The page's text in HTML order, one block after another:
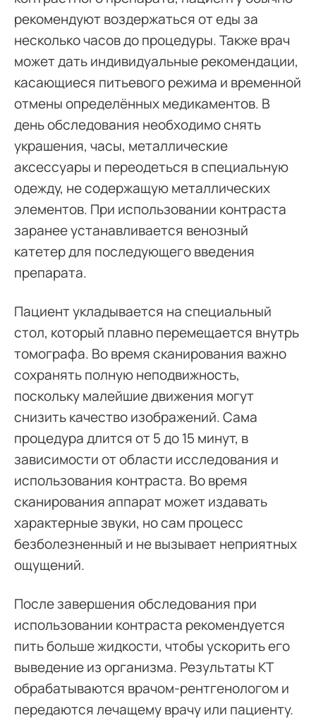
рекомендуют воздержаться от еды за
несколько часов до процедуры. Также врач
может дать индивидуальные рекомендации,
касающиеся питьевого режима и временной
отмены определённых медикаментов. В
день обследования необходимо снять
украшения, часы, металлические
аксессуары и переодеться в специальную
одежду, не содержащую металлических
элементов. При использовании контраста
заранее устанавливается венозный
катетер для последующего введения
препарата.
Пациент укладывается на специальный
стол, который плавно перемещается внутрь
томографа. Во время сканирования важно
сохранять полную неподвижность,
поскольку малейшие движения могут
снизить качество изображений. Сама
процедура длится от 5 до 15 минут, в
зависимости от области исследования и
использования контраста. Во время
сканирования аппарат может издавать
характерные звуки, но сам процесс
безболезненный и не вызывает неприятных
ощущений.
После завершения обследования при
использовании контраста рекомендуется
пить больше жидкости, чтобы ускорить его
выведение из организма. Результаты КТ
обрабатываются врачом-рентгенологом и
передаются лечащему врачу или пациенту.